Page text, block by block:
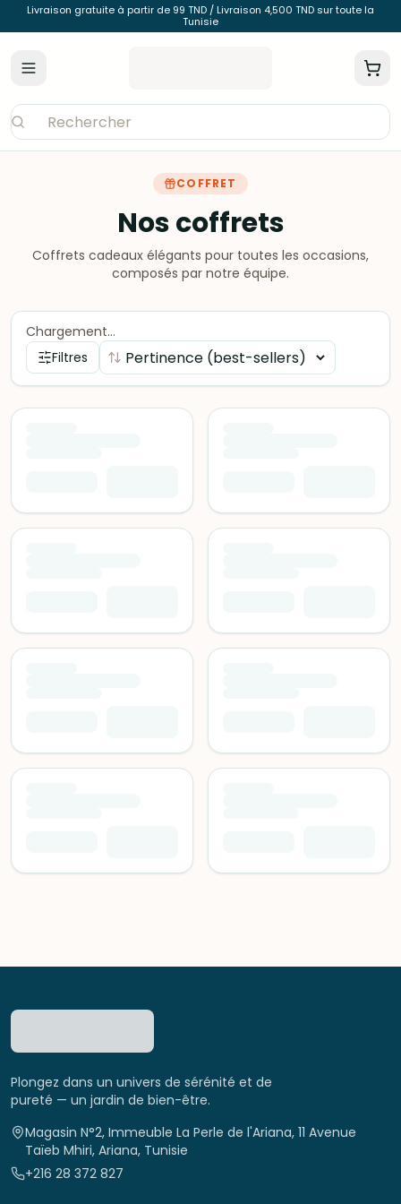
Livraison gratuite à partir de 99 TND / Livraison 4,500 TND sur toute la
Tunisie
COFFRET
Nos coffrets
Coffrets cadeaux élégants pour toutes les occasions,
composés par notre équipe.
Chargement…
Filtres
Plongez dans un univers de sérénité et de
pureté — un jardin de bien-être.
Magasin N°2, Immeuble La Perle de l'Ariana, 11 Avenue
Taïeb Mhiri, Ariana, Tunisie
+216 28 372 827